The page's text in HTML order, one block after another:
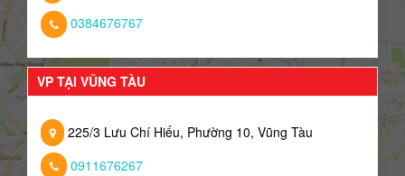
0384676767
VP TẠI VŨNG TÀU
225/3 Lưu Chí Hiếu, Phường 10, Vũng Tàu
0911676267